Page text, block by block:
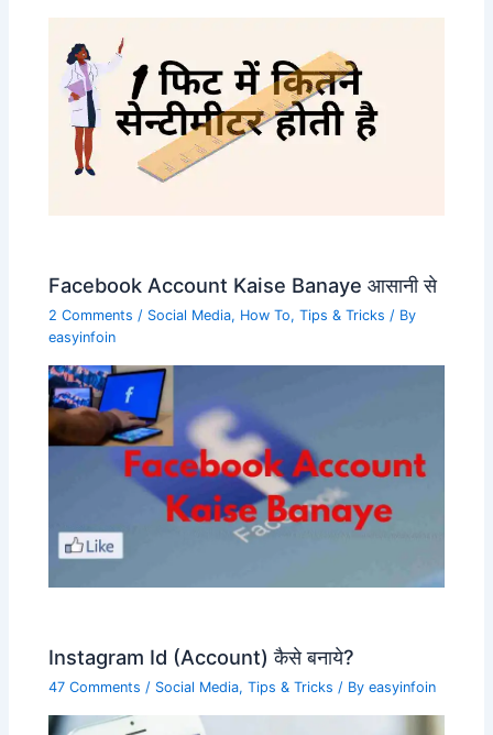
Facebook Account Kaise Banaye आसानी से
2 Comments / Social Media, How To,Tips & Tricks / By
easyinfoin
Instagram Id (Account) कैसे बनाये?
47 Comments / Social Media,Tips & Tricks / Byeasyinfoin